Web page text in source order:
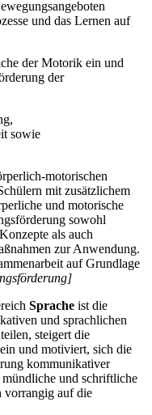
und das Lernen auf
der Motorik ein und
der
sowie
motorischen
mit zusätzlichem
und motorische
sowohl
als auch
zur Anwendung.
auf Grundlage
Sprache ist die
und sprachlichen
steigert die
und motiviert, sich die
kommunikativer
mündliche und schriftliche
vorrangig auf die